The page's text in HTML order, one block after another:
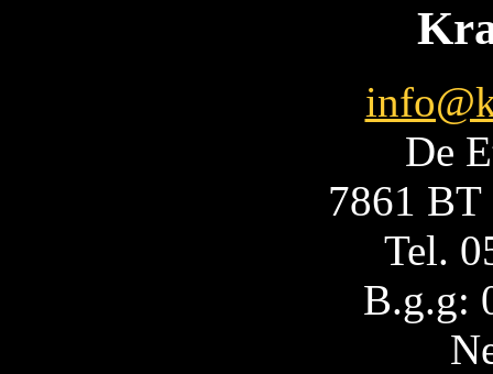
De
7861 BT
Tel.
B.g.g: